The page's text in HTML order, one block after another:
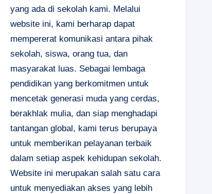
yang ada di sekolah kami. Melalui
website ini, kami berharap dapat
mempererat komunikasi antara pihak
sekolah, siswa, orang tua, dan
masyarakat luas. Sebagai lembaga
pendidikan yang berkomitmen untuk
mencetak generasi muda yang cerdas,
berakhlak mulia, dan siap menghadapi
tantangan global, kami terus berupaya
untuk memberikan pelayanan terbaik
dalam setiap aspek kehidupan sekolah.
Website ini merupakan salah satu cara
untuk menyediakan akses yang lebih